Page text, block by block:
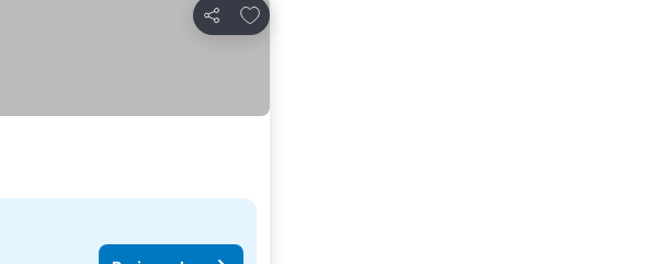
Teilen
Zu Favoriten hinzufügen